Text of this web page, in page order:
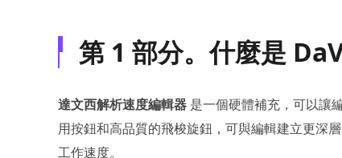
第 1 部分。什麼是
達文西解析速度編輯器 是一個硬體補充，可以讓
用按鈕和高品質的飛梭旋鈕，可與編輯建立更深
工作速度。